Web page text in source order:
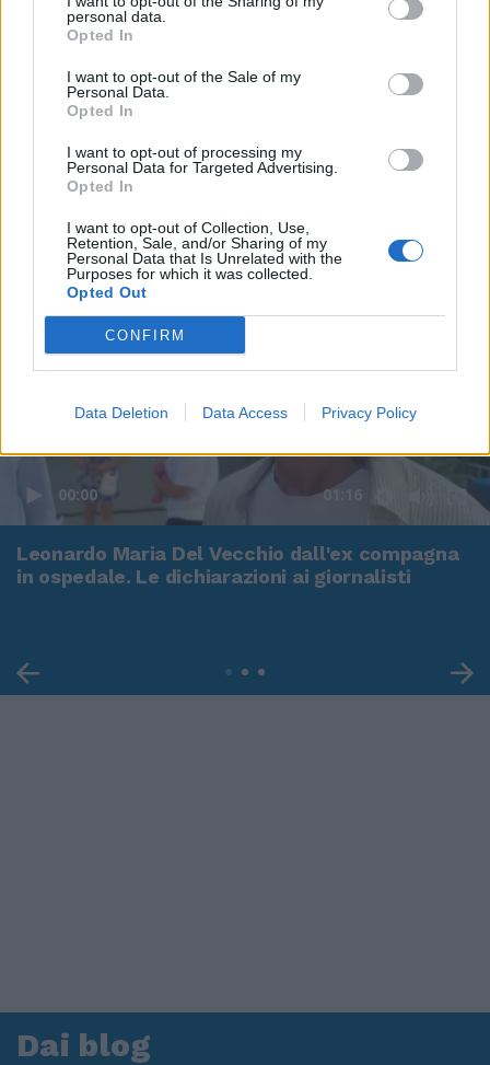
personal data.
Opted In
I want to opt-out of the Sale of my
Personal Data.
Opted In
I want to opt-out of processing my
Personal Data for Targeted Advertising.
Opted In
I want to opt-out of Collection, Use,
Retention, Sale, and/or Sharing of my
Personal Data that Is Unrelated with the
Purposes for which it was collected.
Opted Out
CONFIRM
Data Deletion Data Access Privacy Policy
00:00 01:16
Leonardo Maria Del Vecchio dall'ex compagna
in ospedale. Le dichiarazioni ai giornalisti
Dai blog